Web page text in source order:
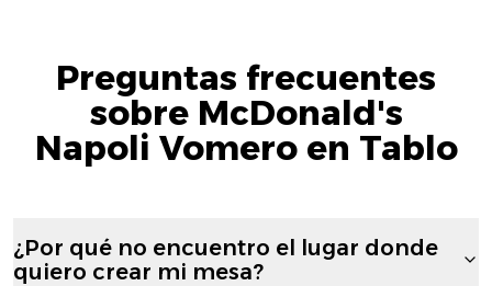
Preguntas frecuentes
sobre McDonald's
Napoli Vomero en Tablo
¿Por qué no encuentro el lugar donde
quiero crear mi mesa?